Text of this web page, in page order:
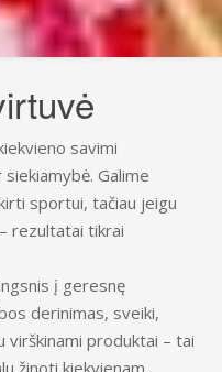
savimi
Galime
sportui, tačiau jeigu
rezultatai tikrai
į geresnę
derinimas, sveiki,
virškinami produktai – tai
žinoti kiekvienam,